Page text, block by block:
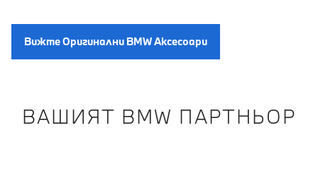
Вижте Oригинални BMW Aксесоари
ВАШИЯТ BMW ПАРТНЬОР